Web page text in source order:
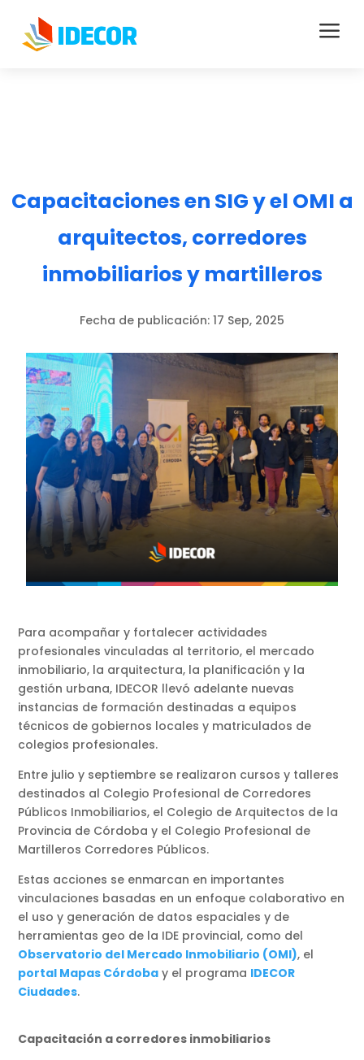
a
Capacitaciones en SIG y el OMI a
arquitectos, corredores
inmobiliarios y martilleros
Fecha de publicación: 17 Sep, 2025
Para acompañar y fortalecer actividades
profesionales vinculadas al territorio, el mercado
inmobiliario, la arquitectura, la planificación y la
gestión urbana, IDECOR llevó adelante nuevas
instancias de formación destinadas a equipos
técnicos de gobiernos locales y matriculados de
colegios profesionales.
Entre julio y septiembre se realizaron cursos y talleres
destinados al Colegio Profesional de Corredores
Públicos Inmobiliarios, el Colegio de Arquitectos de la
Provincia de Córdoba y el Colegio Profesional de
Martilleros Corredores Públicos.
Estas acciones se enmarcan en importantes
vinculaciones basadas en un enfoque colaborativo en
el uso y generación de datos espaciales y de
herramientas geo de la IDE provincial, como del
Observatorio del Mercado Inmobiliario (OMI), el
portal Mapas Córdoba y el programa IDECOR
Ciudades.
Capacitación a corredores inmobiliarios